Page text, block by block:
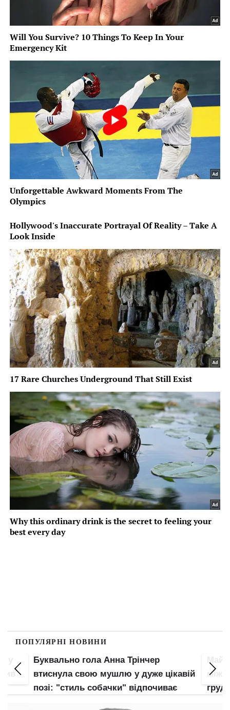
ПОПУЛЯРНІ НОВИНИ
Буквально гола Анна Трінчер
втиснула свою мушлю у дуже цікавій
позі: "стиль собачки" відпочиває
між